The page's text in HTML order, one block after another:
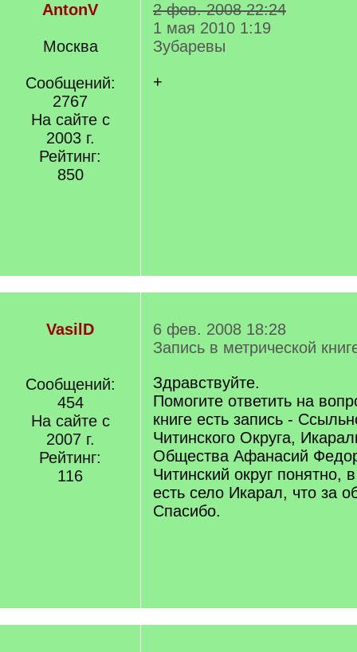
AntonV
Москва
Сообщений:
2767
На сайте с
2003 г.
Рейтинг:
850
2 фев. 2008 22:24
1 мая 2010 1:19
Зубаревы
+
VasilD
Сообщений:
454
На сайте с
2007 г.
Рейтинг:
116
6 фев. 2008 18:28
Запись в метрической
Здравствуйте.
Помогите ответить на
книге есть запись -
Читинского Округа,
Общества Афанасий
Читинский округ понятно,
есть село Икарал, что за
Спасибо.